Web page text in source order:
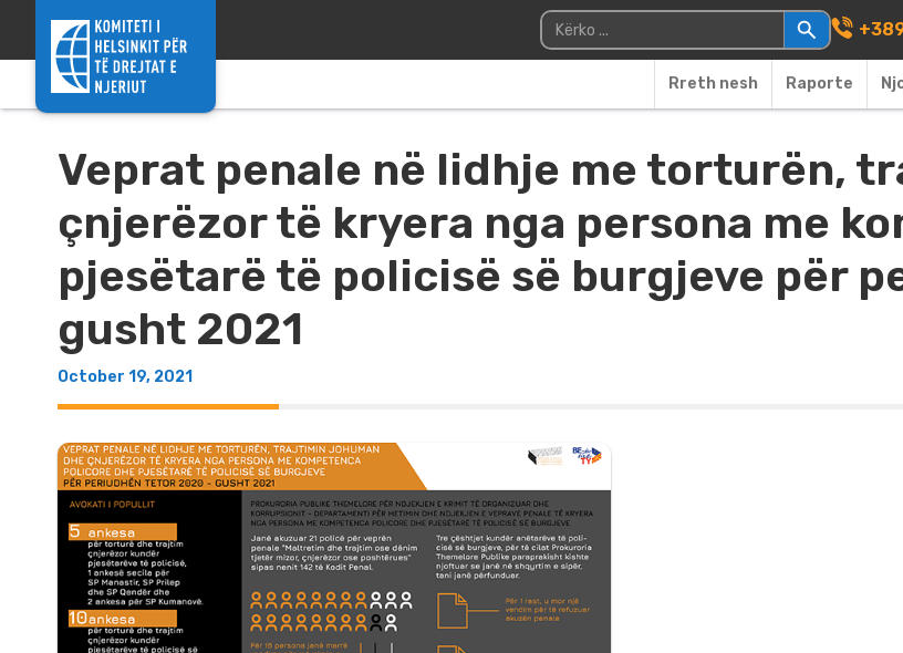
Main
Kërko për:
Rreth nesh Raporte
Veprat penale në lidhje me torturën,
çnjerëzor të kryera nga persona me
pjesëtarë të policisë së burgjeve për
gusht 2021
October 19, 2021